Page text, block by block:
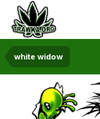
white widow